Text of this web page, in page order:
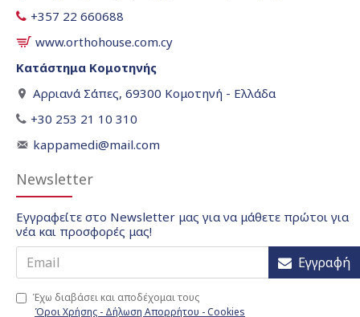
+357 22 660688
www.orthohouse.com.cy
Κατάστημα Κομοτηνής
Αρριανά Σάπες, 69300 Κομοτηνή - Ελλάδα
+30 253 21 10 310
kappamedi@mail.com
Newsletter
Εγγραφείτε στο Newsletter μας για να μάθετε πρώτοι για
νέα και προσφορές μας!
Εγγραφή
Έχω διαβάσει και αποδέχομαι τους
Όροι Χρήσης - Δήλωση Απορρήτου - Cookies